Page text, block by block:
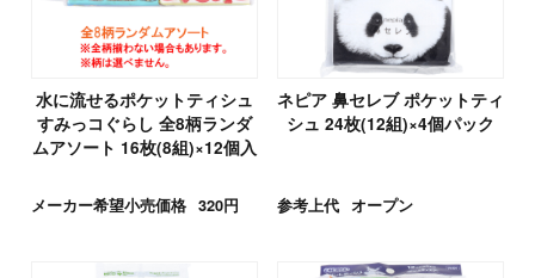
水に流せるポケットティシュ
すみっコぐらし 全8柄ランダ
ムアソート 16枚(8組)×12個入
メーカー希望小売価格 320円
ネピア 鼻セレブ ポケットティ
シュ 24枚(12組)×4個パック
参考上代 オープン